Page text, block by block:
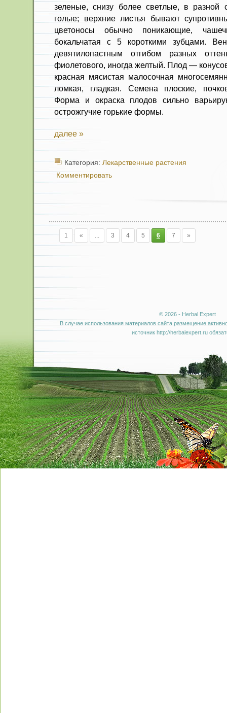
зеленые, снизу более светлые, в разной
голые; верхние листья бывают
цветоносы обычно поникающие,
бокальчатая с 5 короткими зубцами.
девятилопастным отгибом разных
фиолетового, иногда желтый. Плод —
красная мясистая малосочная
лом­кая, гладкая. Семена плоские,
Форма и ок­раска плодов сильно
острожгучие горькие формы.
далее »
Категория: Лекарственные растения
Комментировать
1 « ... 3 4 5 6 7 »
© 2026 - Herbal Expert
В случае использования материалов сайта размещение
источник http://herbalexpert.ru